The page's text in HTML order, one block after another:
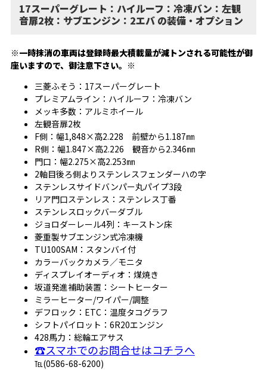
17スーパーグレート：ハイルーフ：冷凍バン：左観
音扉2枚：サブエンジン：2エバ の装備・オプション
※一時抹消の車両は登録時最大積載量が減トンされる可能性が御
座いますので、御注意下さい。※
三菱ふそう：17スーパーグレート
プレミアムライン：ハイルーフ：冷凍バン
メッキ多数：アルミホイール
左観音扉2枚
F側：幅1,848×高2.228 前壁から1.187㎜
R側：幅1.847×高2.226 観音から2.346㎜
門口：幅2.275×高2.253㎜
2軸目後ろ側よりステンレスフェンダーハの字
ステンレスサイドバンパー丸パイプ3段
リア門口ステンレス：ステンレス丁番
ステンレスロックバーダブル
ジョロダーレール4列：キーストン床
菱重製サブエンジン式冷凍機
TU100SAM：スタンバイ付
カラーバックカメラ／モニタ
ディスプレイオーディオ：煤焼き
坂道発進補助装置：シートヒーター
ミラーヒーター/ワイパー/調整
デフロック：ETC：温度タコグラフ
シフトパイロット：6R20エンジン
428馬力：総輪エアサス
☎スマホでのお問合せはコチラへ
℡(0586-68-6200)